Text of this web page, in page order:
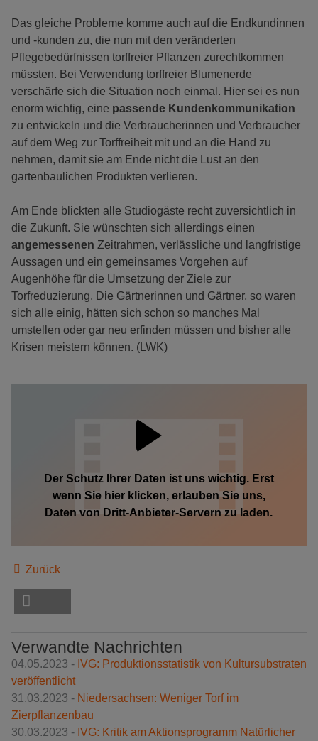
Das gleiche Probleme komme auch auf die Endkundinnen
und -kunden zu, die nun mit den veränderten
Pflegebedürfnissen torffreier Pflanzen zurechtkommen
müssten. Bei Verwendung torffreier Blumenerde
verschärfe sich die Situation noch einmal. Hier sei es nun
enorm wichtig, eine passende Kundenkommunikation
zu entwickeln und die Verbraucherinnen und Verbraucher
auf dem Weg zur Torffreiheit mit und an die Hand zu
nehmen, damit sie am Ende nicht die Lust an den
gartenbaulichen Produkten verlieren.
Am Ende blickten alle Studiogäste recht zuversichtlich in
die Zukunft. Sie wünschten sich allerdings einen
angemessenen Zeitrahmen, verlässliche und langfristige
Aussagen und ein gemeinsames Vorgehen auf
Augenhöhe für die Umsetzung der Ziele zur
Torfreduzierung. Die Gärtnerinnen und Gärtner, so waren
sich alle einig, hätten sich schon so manches Mal
umstellen oder gar neu erfinden müssen und bisher alle
Krisen meistern können. (LWK)
Der Schutz Ihrer Daten ist uns wichtig. Erst
wenn Sie hier klicken, erlauben Sie uns,
Daten von Dritt-Anbieter-Servern zu laden.
Zurück
Verwandte Nachrichten
04.05.2023 - IVG: Produktionsstatistik von Kultursubstraten
veröffentlicht
31.03.2023 - Niedersachsen: Weniger Torf im
Zierpflanzenbau
30.03.2023 - IVG: Kritik am Aktionsprogramm Natürlicher